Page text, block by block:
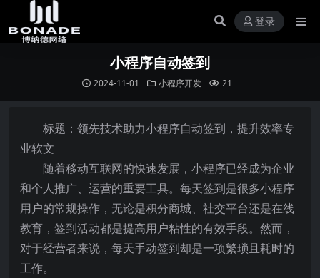
登录
小程序自动签到
2024-11-01 小程序开发 21
标题：领先技术助力小程序自动签到，提升效率专
业软文
随着移动互联网的快速发展，小程序已经成为企业
和个人推广、运营的重要工具。每天签到是很多小程序
用户的常规操作，无论是积分商城、社交平台还是在线
教育，签到活动都是提高用户粘性的有效手段。然而，
对于经营者来说，每天手动签到却是一项繁琐且耗时的
工作。